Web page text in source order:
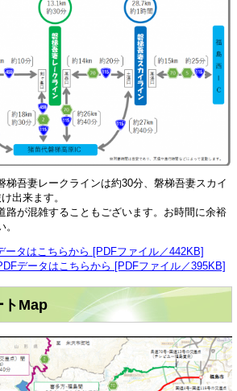
梯吾妻レークラインは約30分、磐梯吾妻スカイ
出来ます。
路が混雑することもございます。お時間に余裕
タはこちらから [PDFファイル／442KB]
データはこちらから [PDFファイル／395KB]
トMap